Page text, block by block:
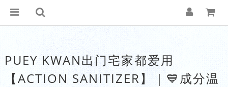
PUEY KWAN出门宅家都爱用
【ACTION SANITIZER】｜💙成分温